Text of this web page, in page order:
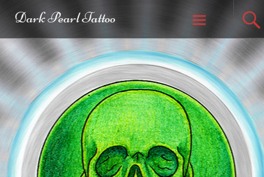
Dark Pearl Tattoo
Weiter zum
Inhalt